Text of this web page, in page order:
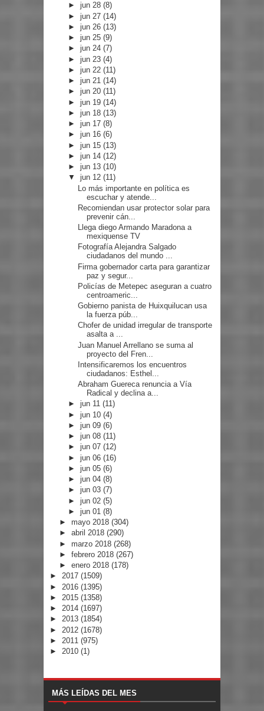
►jun 28(8)
►jun 27(14)
►jun 26(13)
►jun 25(9)
►jun 24(7)
►jun 23(4)
►jun 22(11)
►jun 21(14)
►jun 20(11)
►jun 19(14)
►jun 18(13)
►jun 17(8)
►jun 16(6)
►jun 15(13)
►jun 14(12)
►jun 13(10)
▼jun 12(11)
Lo más importante en política es
escuchar y atende...
Recomiendan usar protector solar para
prevenir cán...
Llega diego Armando Maradona a
mexiquense TV
Fotografía Alejandra Salgado
ciudadanos del mundo ...
Firma gobernador carta para garantizar
paz y segur...
Policías de Metepec aseguran a cuatro
centroameric...
Gobierno panista de Huixquilucan usa
la fuerza púb...
Chofer de unidad irregular de transporte
asalta a ...
Juan Manuel Arrellano se suma al
proyecto del Fren...
Intensificaremos los encuentros
ciudadanos: Esthel...
Abraham Guereca renuncia a Vía
Radical y declina a...
►jun 11(11)
►jun 10(4)
►jun 09(6)
►jun 08(11)
►jun 07(12)
►jun 06(16)
►jun 05(6)
►jun 04(8)
►jun 03(7)
►jun 02(5)
►jun 01(8)
► mayo 2018 (304)
► abril 2018 (290)
► marzo 2018 (268)
► febrero 2018 (267)
► enero 2018 (178)
► 2017 (1509)
► 2016 (1395)
► 2015 (1358)
► 2014 (1697)
► 2013 (1854)
► 2012 (1678)
► 2011 (975)
► 2010 (1)
MÁS LEÍDAS DEL MES